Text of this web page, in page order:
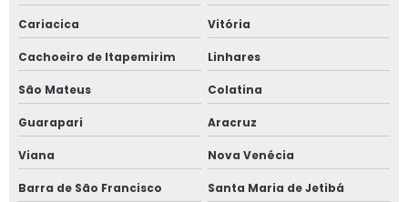
Inspeção em tubulações
Inspeção em tubulações em ms
Inspeção em tubulações em mt
Inspeção em tubulações em sp
Inspeção em tubulações nr 13
Cariacica Vitória
Cachoeiro de Itapemirim Linhares
São Mateus Colatina
Guarapari Aracruz
Viana Nova Venécia
Barra de São Francisco Santa Maria de Jetibá